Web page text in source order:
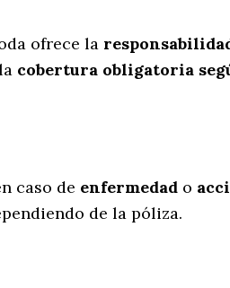
ofrece la
cobertura obligatoria
caso de enfermedad o
de la póliza.